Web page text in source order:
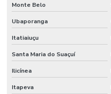
Monte Belo
Ubaporanga
Itatiaiuçu
Santa Maria do Suaçuí
Ilicínea
Itapeva